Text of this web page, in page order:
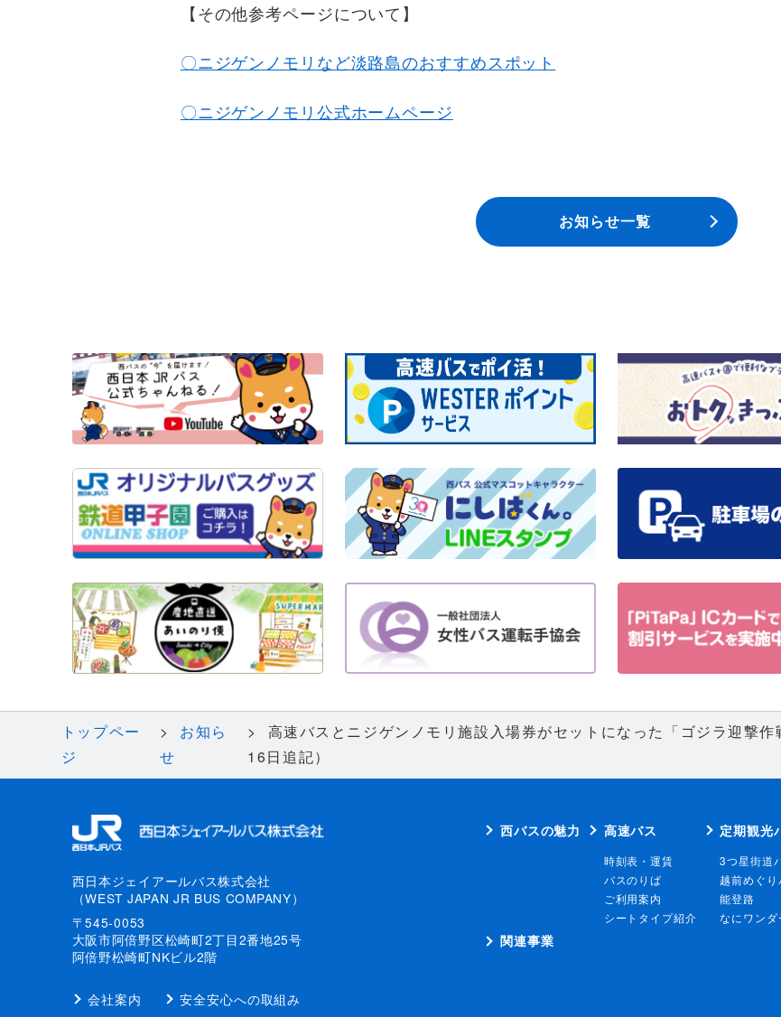
【その他参考ページについて】
〇ニジゲンノモリなど淡路島のおすすめスポット
〇ニジゲンノモリ公式ホームページ
お知らせ一覧
トップペー
ジ
お知ら
せ
高速バスとニジゲンノモリ施設入場券がセットになった「ゴジラ迎撃
16日追記）
西日本ジェイアールバス株式会社
（WEST JAPAN JR BUS COMPANY）
〒545-0053
大阪市阿倍野区松崎町2丁目2番地25号
阿倍野松崎町NKビル2階
会社案内 安全安心への取組み
西バスの魅力 高速バス
時刻表・運賃
バスのりば
ご利用案内
シートタイプ紹介
定期観光
3つ星街道
越前めぐり
能登路
なにワンダ
関連事業